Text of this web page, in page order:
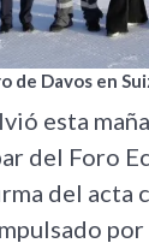
de Davos en
esta
del Foro
del acta